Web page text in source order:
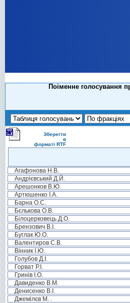
Поіменне голосування
Зберегти
в
форматі RTF
Агафонова Н.В.
Андрієвський Д.Й.
Арешонков В.Ю.
Артюшенко І.А.
Барна О.С.
Бєлькова О.В.
Білоцерковець Д.О.
Брензович В.І.
Буглак Ю.О.
Валентиров С.В.
Вінник І.Ю.
Голубов Д.І.
Горват Р.І.
Гринів І.О.
Давиденко В.М.
Денисенко В.І.
Джемілєв М. .